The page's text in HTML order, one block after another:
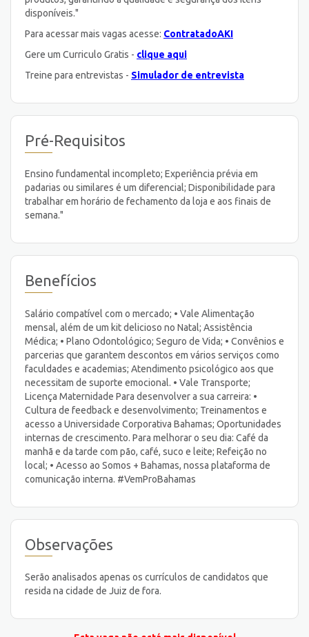
disponíveis."
Para acessar mais vagas acesse: ContratadoAKI
Gere um Curriculo Gratis - clique aqui
Treine para entrevistas - Simulador de entrevista
Pré-Requisitos
Ensino fundamental incompleto; Experiência prévia em
padarias ou similares é um diferencial; Disponibilidade para
trabalhar em horário de fechamento da loja e aos finais de
semana."
Benefícios
Salário compatível com o mercado; • Vale Alimentação
mensal, além de um kit delicioso no Natal; Assistência
Médica; • Plano Odontológico; Seguro de Vida; • Convênios e
parcerias que garantem descontos em vários serviços como
faculdades e academias; Atendimento psicológico aos que
necessitam de suporte emocional. • Vale Transporte;
Licença Maternidade Para desenvolver a sua carreira: •
Cultura de feedback e desenvolvimento; Treinamentos e
acesso a Universidade Corporativa Bahamas; Oportunidades
internas de crescimento. Para melhorar o seu dia: Café da
manhã e da tarde com pão, café, suco e leite; Refeição no
local; • Acesso ao Somos + Bahamas, nossa plataforma de
comunicação interna. #VemProBahamas
Observações
Serão analisados apenas os currículos de candidatos que
resida na cidade de Juiz de fora.